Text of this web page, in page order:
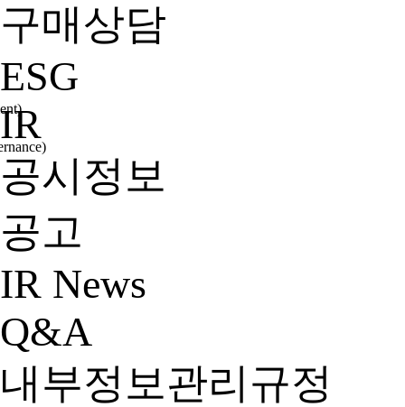
구매상담
ESG
IR
공시정보
공고
IR News
Q&A
내부정보관리규정